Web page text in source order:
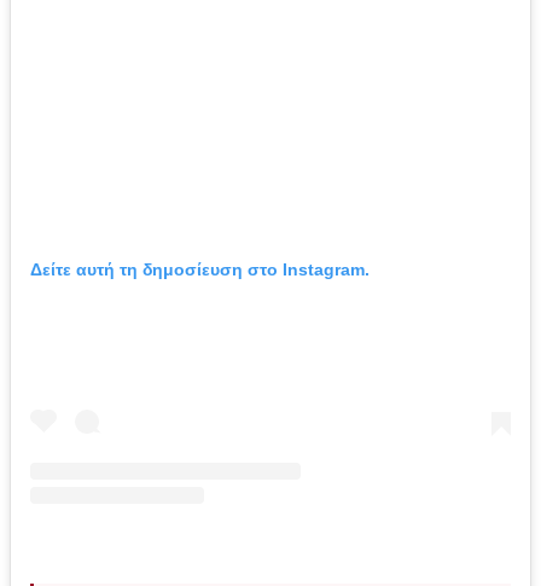
Δείτε αυτή τη δημοσίευση στο Instagram.